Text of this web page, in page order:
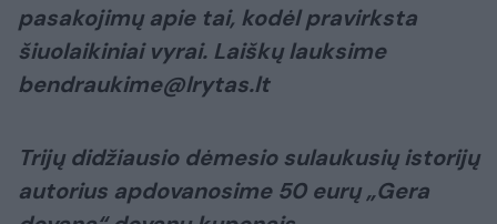
pasakojimų apie tai, kodėl pravirksta
šiuolaikiniai vyrai. Laiškų lauksime
bendraukime@lrytas.lt
Trijų didžiausio dėmesio sulaukusių istorijų
autorius apdovanosime 50 eurų „Gera